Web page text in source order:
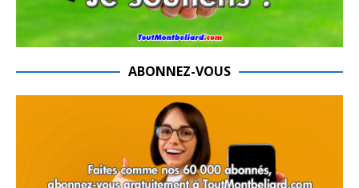
ABONNEZ-VOUS